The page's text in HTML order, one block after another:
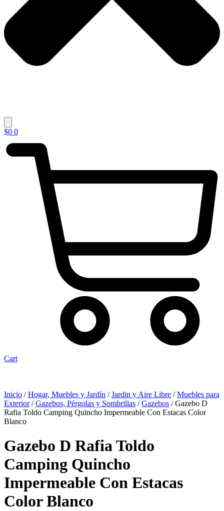
$0 0
Cart
Inicio /Hogar, Muebles y Jardín /Jardin y Aire Libre /Muebles para
Exterior/Gazebos, Pérgolas y Sombrillas /Gazebos / Gazebo D
Rafia Toldo Camping Quincho Impermeable Con Estacas Color
Blanco
Gazebo D Rafia Toldo
Camping Quincho
Impermeable Con Estacas
Color Blanco